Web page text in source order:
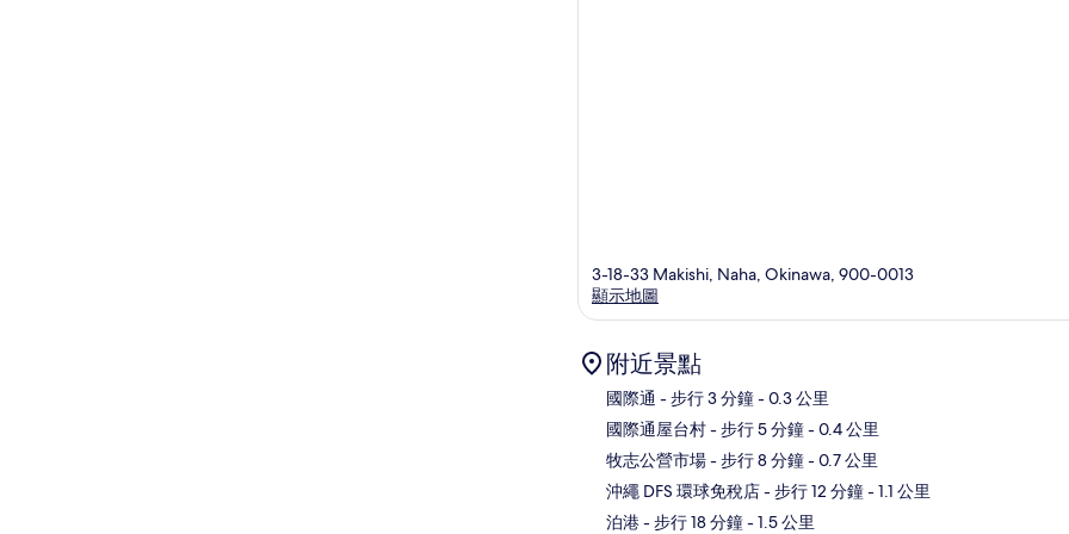
3-18-33 Makishi, Naha, Okinawa, 900-0013
顯示地圖
附近景點
國際通 - 步行 3 分鐘- 0.3 公里
國際通屋台村- 步行 5 分鐘- 0.4 公里
牧志公營市場- 步行 8 分鐘- 0.7 公里
沖繩 DFS 環球免稅店- 步行 12 分鐘- 1.1 公里
泊港- 步行 18 分鐘- 1.5 公里